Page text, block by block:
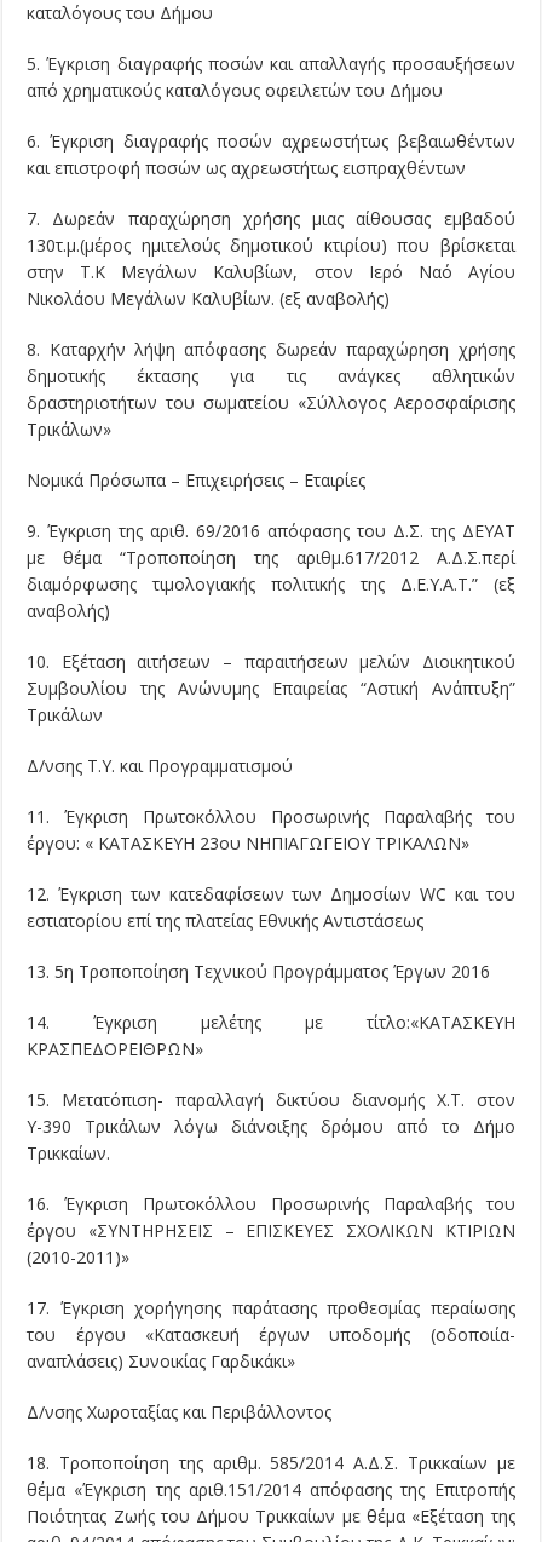
καταλόγους του Δήμου
5. Έγκριση διαγραφής ποσών και απαλλαγής προσαυξήσεων
από χρηματικούς καταλόγους οφειλετών του Δήμου
6. Έγκριση διαγραφής ποσών αχρεωστήτως βεβαιωθέντων
και επιστροφή ποσών ως αχρεωστήτως εισπραχθέντων
7. Δωρεάν παραχώρηση χρήσης μιας αίθουσας εμβαδού
130τ.μ.(μέρος ημιτελούς δημοτικού κτιρίου) που βρίσκεται
στην Τ.Κ Μεγάλων Καλυβίων, στον Ιερό Ναό Αγίου
Νικολάου Μεγάλων Καλυβίων. (εξ αναβολής)
8. Καταρχήν λήψη απόφασης δωρεάν παραχώρηση χρήσης
δημοτικής έκτασης για τις ανάγκες αθλητικών
δραστηριοτήτων του σωματείου «Σύλλογος Αεροσφαίρισης
Τρικάλων»
Νομικά Πρόσωπα – Επιχειρήσεις – Εταιρίες
9. Έγκριση της αριθ. 69/2016 απόφασης του Δ.Σ. της ΔΕΥΑΤ
με θέμα “Tροποποίηση της αριθμ.617/2012 Α.Δ.Σ.περί
διαμόρφωσης τιμολογιακής πολιτικής της Δ.Ε.Υ.Α.Τ.” (εξ
αναβολής)
10. Εξέταση αιτήσεων – παραιτήσεων μελών Διοικητικού
Συμβουλίου της Ανώνυμης Επαιρείας “Αστική Ανάπτυξη”
Τρικάλων
Δ/νσης Τ.Υ. και Προγραμματισμού
11. Έγκριση Πρωτοκόλλου Προσωρινής Παραλαβής του
έργου: « ΚΑΤΑΣΚΕΥΗ 23ου ΝΗΠΙΑΓΩΓΕΙΟΥ ΤΡΙΚΑΛΩΝ»
12. Έγκριση των κατεδαφίσεων των Δημοσίων WC και του
εστιατορίου επί της πλατείας Εθνικής Αντιστάσεως
13. 5η Τροποποίηση Τεχνικού Προγράμματος Έργων 2016
14. Έγκριση μελέτης με τίτλο:«ΚΑΤΑΣΚΕΥΗ
ΚΡΑΣΠΕΔΟΡΕΙΘΡΩΝ»
15. Μετατόπιση- παραλλαγή δικτύου διανομής Χ.Τ. στον
Υ-390 Τρικάλων λόγω διάνοιξης δρόμου από το Δήμο
Τρικκαίων.
16. Έγκριση Πρωτοκόλλου Προσωρινής Παραλαβής του
έργου «ΣΥΝΤΗΡΗΣΕΙΣ – ΕΠΙΣΚΕΥΕΣ ΣΧΟΛΙΚΩΝ ΚΤΙΡΙΩΝ
(2010-2011)»
17. Έγκριση χορήγησης παράτασης προθεσμίας περαίωσης
του έργου «Κατασκευή έργων υποδομής (οδοποιία-
αναπλάσεις) Συνοικίας Γαρδικάκι»
Δ/νσης Χωροταξίας και Περιβάλλοντος
18. Τροποποίηση της αριθμ. 585/2014 Α.Δ.Σ. Τρικκαίων με
θέμα «Έγκριση της αριθ.151/2014 απόφασης της Επιτροπής
Ποιότητας Ζωής του Δήμου Τρικκαίων με θέμα «Εξέταση της